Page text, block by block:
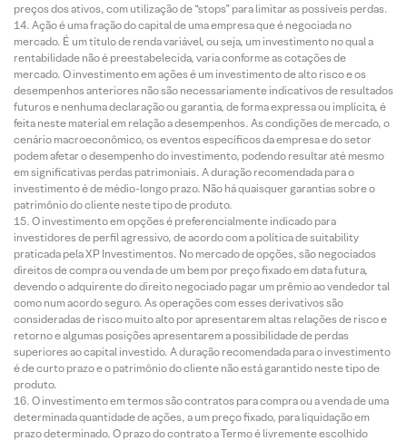
preços dos ativos, com utilização de “stops” para limitar as possíveis perdas.
Ação é uma fração do capital de uma empresa que é negociada no
mercado. É um título de renda variável, ou seja, um investimento no qual a
rentabilidade não é preestabelecida, varia conforme as cotações de
mercado. O investimento em ações é um investimento de alto risco e os
desempenhos anteriores não são necessariamente indicativos de resultados
futuros e nenhuma declaração ou garantia, de forma expressa ou implícita, é
feita neste material em relação a desempenhos. As condições de mercado, o
cenário macroeconômico, os eventos específicos da empresa e do setor
podem afetar o desempenho do investimento, podendo resultar até mesmo
em significativas perdas patrimoniais. A duração recomendada para o
investimento é de médio-longo prazo. Não há quaisquer garantias sobre o
patrimônio do cliente neste tipo de produto.
O investimento em opções é preferencialmente indicado para
investidores de perfil agressivo, de acordo com a política de suitability
praticada pela XP Investimentos. No mercado de opções, são negociados
direitos de compra ou venda de um bem por preço fixado em data futura,
devendo o adquirente do direito negociado pagar um prêmio ao vendedor tal
como num acordo seguro. As operações com esses derivativos são
consideradas de risco muito alto por apresentarem altas relações de risco e
retorno e algumas posições apresentarem a possibilidade de perdas
superiores ao capital investido. A duração recomendada para o investimento
é de curto prazo e o patrimônio do cliente não está garantido neste tipo de
produto.
O investimento em termos são contratos para compra ou a venda de uma
determinada quantidade de ações, a um preço fixado, para liquidação em
prazo determinado. O prazo do contrato a Termo é livremente escolhido